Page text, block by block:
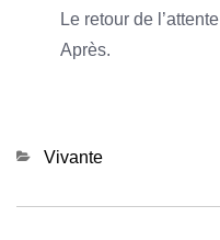
Le retour de l’attente
Après.
Categories
Vivante